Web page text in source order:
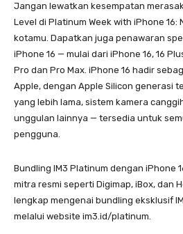
Jangan lewatkan kesempatan
Level di Platinum Week with iPhone 16:
kotamu. Dapatkan juga penawaran
iPhone 16 — mulai dari iPhone 16, 16
Pro dan Pro Max. iPhone 16 hadir
Apple, dengan Apple Silicon generasi
yang lebih lama, sistem kamera
unggulan lainnya — tersedia untuk
pengguna.
Bundling IM3 Platinum dengan iPhone
mitra resmi seperti Digimap, iBox, dan
lengkap mengenai bundling eksklusif
melalui website im3.id/platinum.